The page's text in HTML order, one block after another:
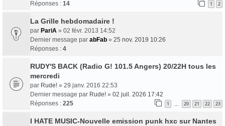
Réponses : 14 1 2
La Grille hebdomadaire !
par PariA » 02 févr. 2013 14:52
Dernier message par abFab » 25 nov. 2019 10:26
Réponses : 4
RUDY'S BACK (Radio G! 101.5 Angers) 20/22H tous les
mercredi
par Rude! » 29 janv. 2016 22:53
Dernier message par Rude! » 02 juil. 2026 17:42
Réponses : 225 1 20 21 22 23
I HATE MUSIC-Nouvelle emission punk hxc sur Nantes